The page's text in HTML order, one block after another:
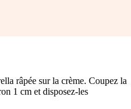
râpée sur la crème. Coupez la
1 cm et disposez-les